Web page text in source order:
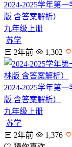
2024-2025学年第
版 含答案解析）
九年级上册
苏学
2年前
1,302
2024-2025学年第
版 含答案解析）
九年级上册
苏学
2年前
1,376